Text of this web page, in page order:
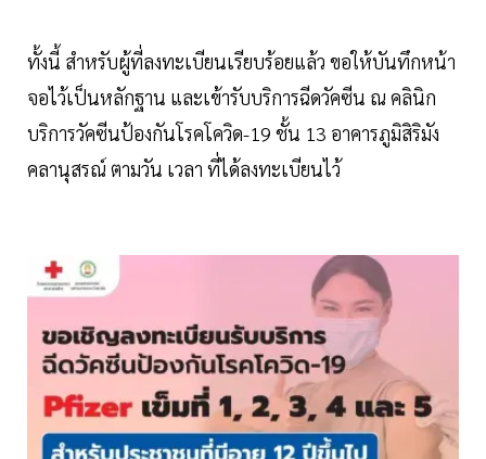
ทั้งนี้ สำหรับผู้ที่ลงทะเบียนเรียบร้อยแล้ว ขอให้บันทึกหน้า
จอไว้เป็นหลักฐาน และเข้ารับบริการฉีดวัคซีน ณ คลินิก
บริการวัคซีนป้องกันโรคโควิด-19 ชั้น 13 อาคารภูมิสิริมัง
คลานุสรณ์ ตามวัน เวลา ที่ได้ลงทะเบียนไว้